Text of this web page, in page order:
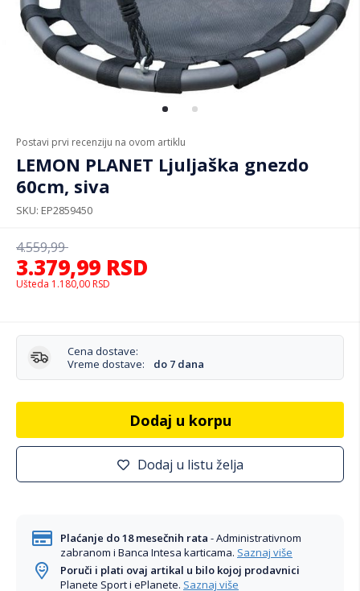
Postavi prvi recenziju na ovom artiklu
LEMON PLANET Ljuljaška gnezdo
60cm, siva
SKU EP2859450
3.379,99 RSD
4.559,99
Ušteda 1.180,00 RSD
Cena dostave:
Vreme dostave:
do 7 dana
Dodaj u korpu
Dodaj u listu želja
Plaćanje do 18 mesečnih rata - Administrativnom
zabranom i Banca Intesa karticama. Saznaj više
Poruči i plati ovaj artikal u bilo kojoj prodavnici
Planete Sport i ePlanete. Saznaj više